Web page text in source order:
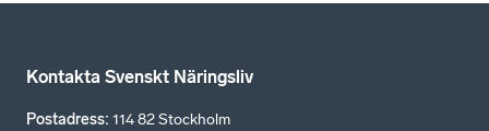
Kontakta Svenskt Näringsliv
Postadress: 114 82 Stockholm